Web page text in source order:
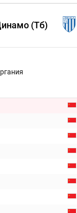
(Тб)